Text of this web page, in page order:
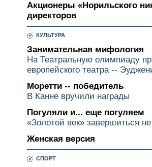
Акционеры «Норильского
директоров
КУЛЬТУРА
Занимательная мифология
На Театральную олимпиаду
европейского театра --
Моретти -- победитель
В Канне вручили награды
Погуляли и... еще погуляем
«Золотой век» завершиться
Женская версия
СПОРТ